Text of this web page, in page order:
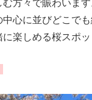
方々で賑わいま
心に並びどこで
楽しめる桜スポッ